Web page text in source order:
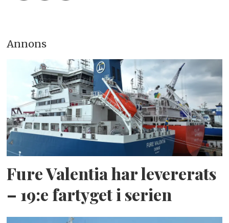
Annons
Fure Valentia har levererats
– 19:e fartyget i serien